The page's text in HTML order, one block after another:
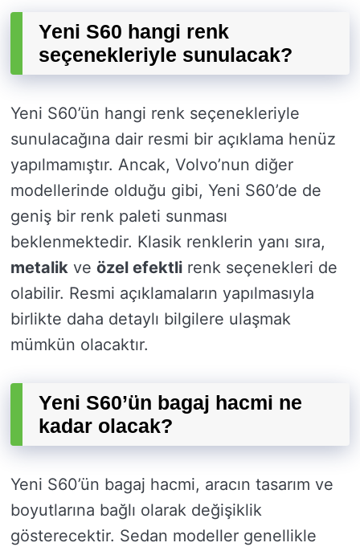
Yeni S60 hangi renk
seçenekleriyle sunulacak?
Yeni S60’ün hangi renk seçenekleriyle
sunulacağına dair resmi bir açıklama henüz
yapılmamıştır. Ancak, Volvo’nun diğer
modellerinde olduğu gibi, Yeni S60’de de
geniş bir renk paleti sunması
beklenmektedir. Klasik renklerin yanı sıra,
metalik ve özel efektli renk seçenekleri de
olabilir. Resmi açıklamaların yapılmasıyla
birlikte daha detaylı bilgilere ulaşmak
mümkün olacaktır.
Yeni S60’ün bagaj hacmi ne
kadar olacak?
Yeni S60’ün bagaj hacmi, aracın tasarım ve
boyutlarına bağlı olarak değişiklik
gösterecektir. Sedan modeller genellikle